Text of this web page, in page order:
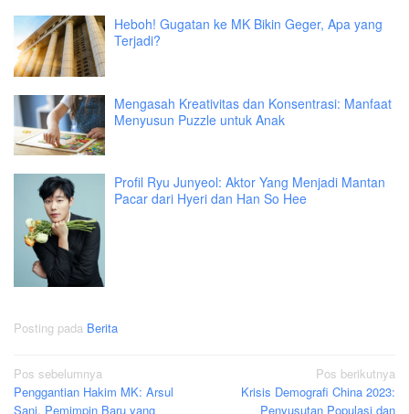
Heboh! Gugatan ke MK Bikin Geger, Apa yang
Terjadi?
Mengasah Kreativitas dan Konsentrasi: Manfaat
Menyusun Puzzle untuk Anak
Profil Ryu Junyeol: Aktor Yang Menjadi Mantan
Pacar dari Hyeri dan Han So Hee
Posting pada Berita
Navigasi
pos
Pos sebelumnya
Penggantian Hakim MK: Arsul
Sani, Pemimpin Baru yang
Pos berikutnya
Krisis Demografi China 2023:
Penyusutan Populasi dan